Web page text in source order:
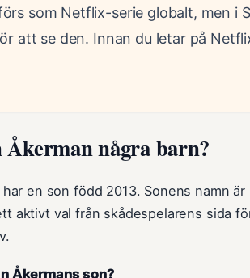
som Netflix-serie globalt, men i
att se den. Innan du letar på
några barn?
har en son född 2013. Sonens namn
aktivt val från skådespelarens sida
Åkermans son?